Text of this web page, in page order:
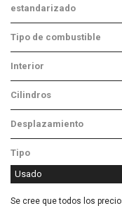
estandarizado
SUV
Tipo de combustible
Gasolina
Interior
Negro
Cilindros
Otros
Desplazamiento
Otros
Tipo
Usado
Se cree que todos los